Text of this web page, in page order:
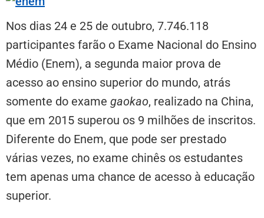
Nos dias 24 e 25 de outubro, 7.746.118
participantes farão o Exame Nacional do Ensino
Médio (Enem), a segunda maior prova de
acesso ao ensino superior do mundo, atrás
somente do exame gaokao, realizado na China,
que em 2015 superou os 9 milhões de inscritos.
Diferente do Enem, que pode ser prestado
várias vezes, no exame chinês os estudantes
tem apenas uma chance de acesso à educação
superior.